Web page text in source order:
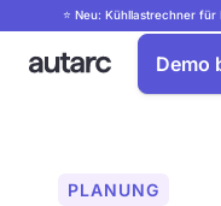
⭐ Neu: Kühllastrechner für
Demo
PLANUNG